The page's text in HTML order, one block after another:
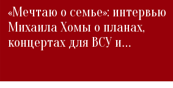
«Мечтаю о семье»: интервью
Михаила Хомы о планах,
концертах для ВСУ и